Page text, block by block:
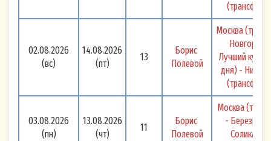
02.08.2026
(вс)
14.08.2026
(пт)
13
Борис
Полевой
Москва
Новгород
Лучший
дня) -
03.08.2026
(пн)
13.08.2026
(чт)
11
Борис
Полевой
Москва
-